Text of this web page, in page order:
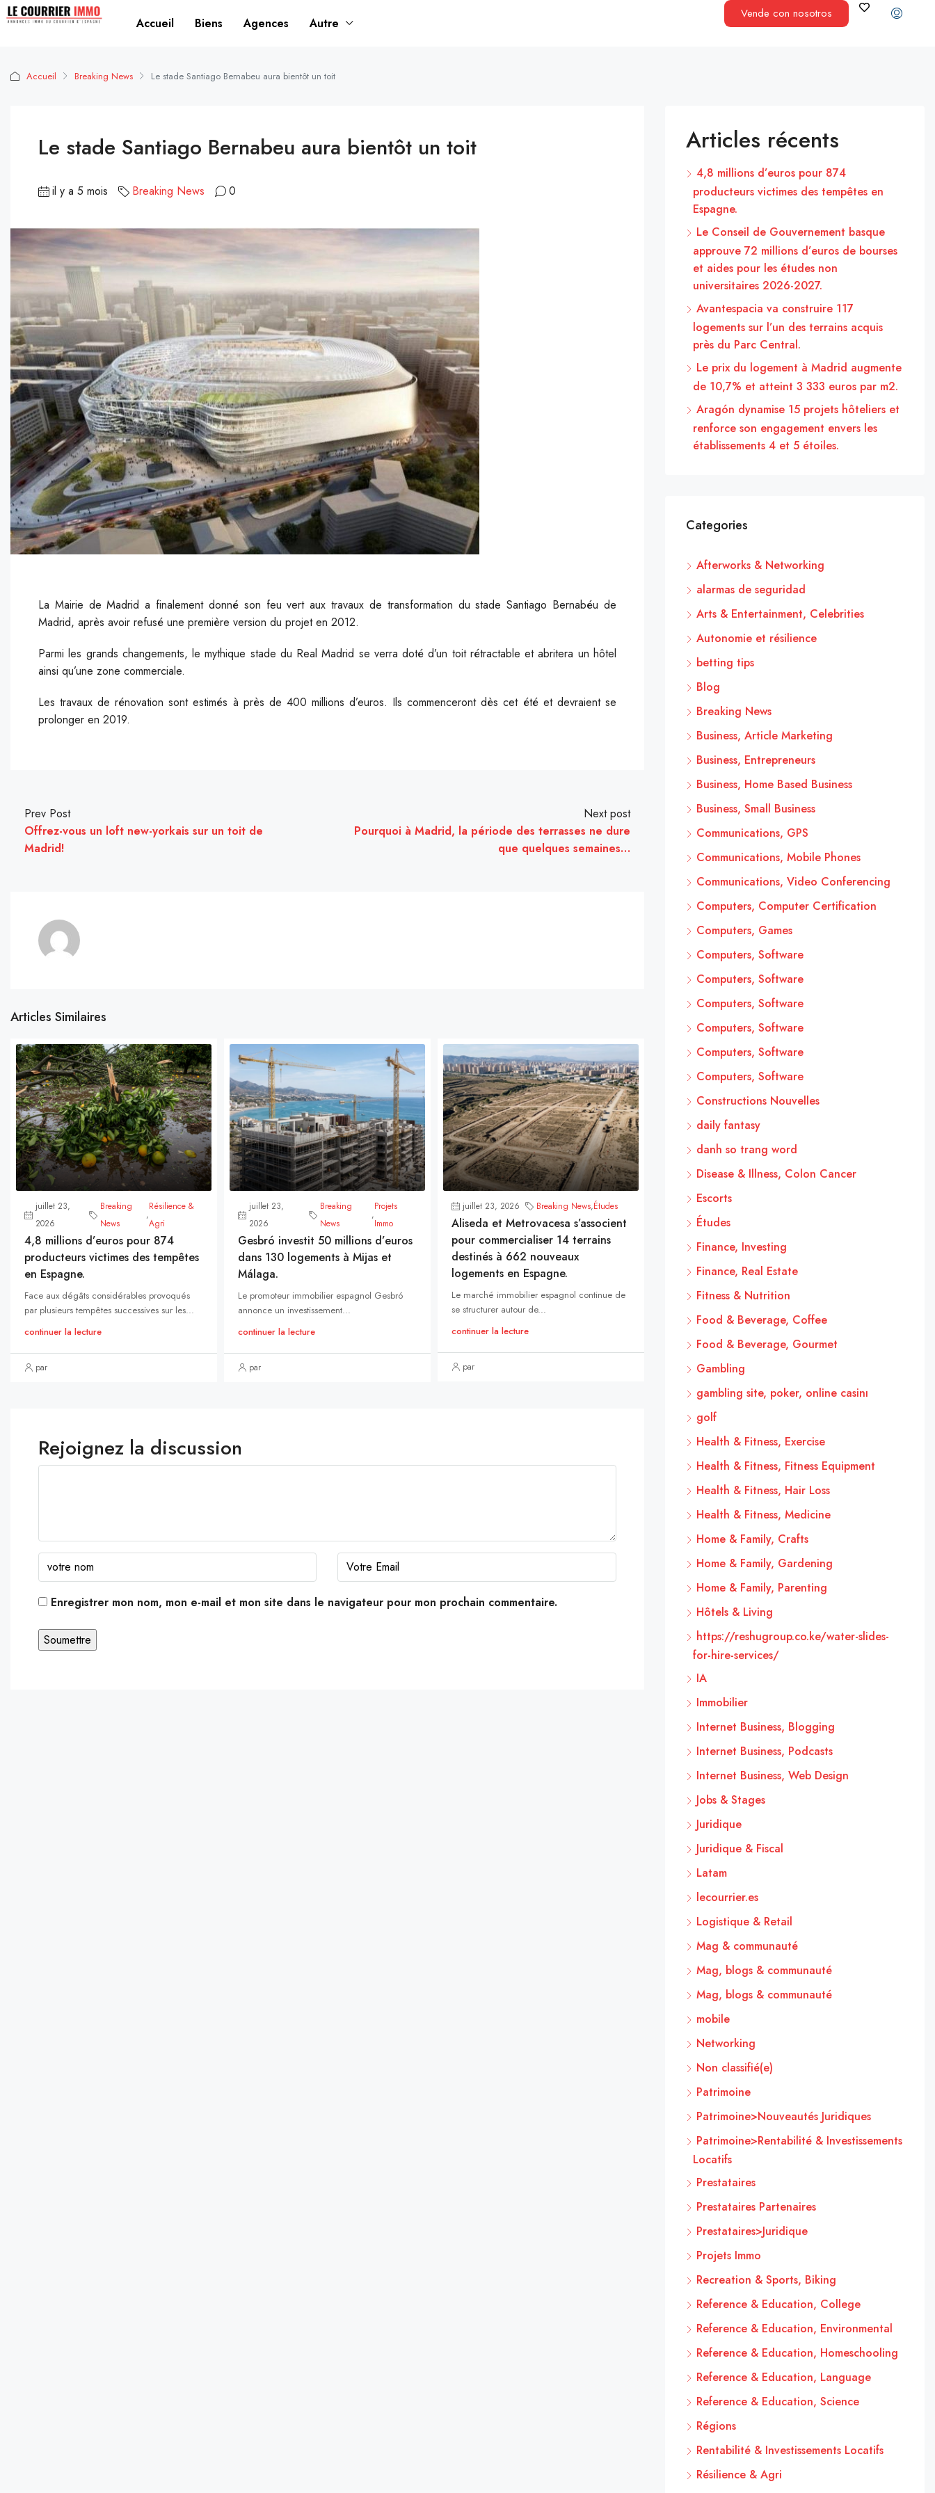
Accueil Biens Agences Autre
Vende con nosotros
Accueil Breaking News Le stade Santiago Bernabeu aura bientôt un toit
Le stade Santiago Bernabeu aura bientôt un toit
il y a 5 mois Breaking News 0
La Mairie de Madrid a finalement donné son feu vert aux travaux de transformation du stade Santiago Bernabéu de
Madrid, après avoir refusé une première version du projet en 2012.
Parmi les grands changements, le mythique stade du Real Madrid se verra doté d’un toit rétractable et abritera un hôtel
ainsi qu’une zone commerciale.
Les travaux de rénovation sont estimés à près de 400 millions d’euros. Ils commenceront dès cet été et devraient se
prolonger en 2019.
Prev Post
Offrez-vous un loft new-yorkais sur un toit de
Madrid!
Next post
Pourquoi à Madrid, la période des terrasses ne dure
que quelques semaines…
Articles Similaires
juillet 23,
2026
Breaking
News
,
Résilience &
Agri
4,8 millions d’euros pour 874
producteurs victimes des tempêtes
en Espagne.
Face aux dégâts considérables provoqués
par plusieurs tempêtes successives sur les...
continuer la lecture
par
juillet 23,
2026
Breaking
News
,
Projets
Immo
Gesbró investit 50 millions d’euros
dans 130 logements à Mijas et
Málaga.
Le promoteur immobilier espagnol Gesbró
annonce un investissement...
continuer la lecture
par
juillet 23, 2026 Breaking News,Études
Aliseda et Metrovacesa s’associent
pour commercialiser 14 terrains
destinés à 662 nouveaux
logements en Espagne.
Le marché immobilier espagnol continue de
se structurer autour de...
continuer la lecture
par
Rejoignez la discussion
Enregistrer mon nom, mon e-mail et mon site dans le navigateur pour mon prochain commentaire.
Articles récents
4,8 millions d’euros pour 874
producteurs victimes des tempêtes en
Espagne.
Le Conseil de Gouvernement basque
approuve 72 millions d’euros de bourses
et aides pour les études non
universitaires 2026-2027.
Avantespacia va construire 117
logements sur l’un des terrains acquis
près du Parc Central.
Le prix du logement à Madrid augmente
de 10,7% et atteint 3 333 euros par m2.
Aragón dynamise 15 projets hôteliers et
renforce son engagement envers les
établissements 4 et 5 étoiles.
Categories
Afterworks & Networking
alarmas de seguridad
Arts & Entertainment, Celebrities
Autonomie et résilience
betting tips
Blog
Breaking News
Business, Article Marketing
Business, Entrepreneurs
Business, Home Based Business
Business, Small Business
Communications, GPS
Communications, Mobile Phones
Communications, Video Conferencing
Computers, Computer Certification
Computers, Games
Computers, Software
Computers, Software
Computers, Software
Computers, Software
Computers, Software
Computers, Software
Constructions Nouvelles
daily fantasy
danh so trang word
Disease & Illness, Colon Cancer
Escorts
Études
Finance, Investing
Finance, Real Estate
Fitness & Nutrition
Food & Beverage, Coffee
Food & Beverage, Gourmet
Gambling
gambling site, poker, online casinı
golf
Health & Fitness, Exercise
Health & Fitness, Fitness Equipment
Health & Fitness, Hair Loss
Health & Fitness, Medicine
Home & Family, Crafts
Home & Family, Gardening
Home & Family, Parenting
Hôtels & Living
https://reshugroup.co.ke/water-slides-
for-hire-services/
IA
Immobilier
Internet Business, Blogging
Internet Business, Podcasts
Internet Business, Web Design
Jobs & Stages
Juridique
Juridique & Fiscal
Latam
lecourrier.es
Logistique & Retail
Mag & communauté
Mag, blogs & communauté
Mag, blogs & communauté
mobile
Networking
Non classifié(e)
Patrimoine
Patrimoine>Nouveautés Juridiques
Patrimoine>Rentabilité & Investissements
Locatifs
Prestataires
Prestataires Partenaires
Prestataires>Juridique
Projets Immo
Recreation & Sports, Biking
Reference & Education, College
Reference & Education, Environmental
Reference & Education, Homeschooling
Reference & Education, Language
Reference & Education, Science
Régions
Rentabilité & Investissements Locatifs
Résilience & Agri